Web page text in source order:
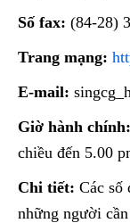
Số fax: (84-28)
Trang mạng:
E-mail:
Giờ hành chính:
chiều đến 5.00
Chi tiết: Các số
những người